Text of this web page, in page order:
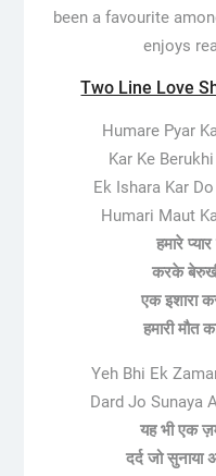
been a favourite
enjoys
Two Line Love
Humare Pyar
Kar Ke
Ek Ishara Kar
Humari Maut
हमारे
करके
एक इशारा
हमारी मौत
Yeh Bhi Ek
Dard Jo Sunaya
यह भी एक
​दर्द जो सुनाया